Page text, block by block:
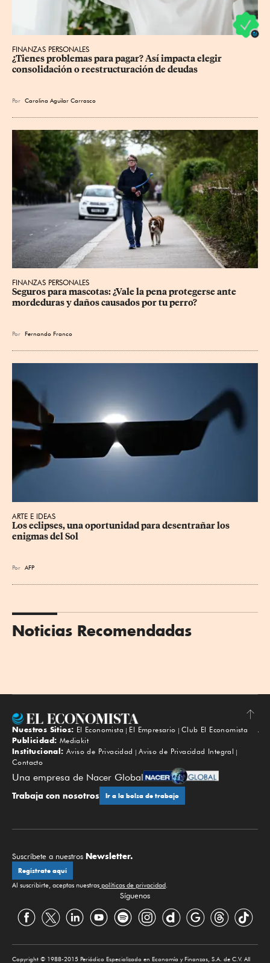
FINANZAS PERSONALES
¿Tienes problemas para pagar? Así impacta elegir
consolidación o reestructuración de deudas
Por Carolina Aguilar Carrasco
FINANZAS PERSONALES
Seguros para mascotas: ¿Vale la pena protegerse ante
mordeduras y daños causados por tu perro?
Por Fernando Franco
ARTE E IDEAS
Los eclipses, una oportunidad para desentrañar los
enigmas del Sol
Por AFP
Noticias Recomendadas
Subir
Nuestros Sitios: El Economista El Empresario
Club El Economista
Publicidad: Mediakit
Institucional: Aviso de Privacidad
Aviso de Privacidad Integral
Contacto
Una empresa de Nacer Global
Trabaja con nosotros Ir a la bolsa de trabajo
Suscríbete a nuestros Newsletter.
Regístrate aquí
Al suscribirte, aceptas nuestras políticas de privacidad.
Síguenos
Copyright © 1988-2015 Periódico Especializado en Economía y Finanzas, S.A. de C.V. All